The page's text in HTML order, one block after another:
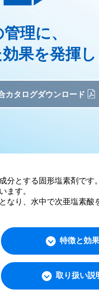
理に、
果を発揮し
カタログダウンロード
分とする固形塩素剤で
ます。
なり、水中で次亜塩素
特徴と効果
取り扱い説